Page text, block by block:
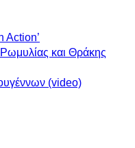
Action’
Ρωμυλίας και Θράκης
(video)